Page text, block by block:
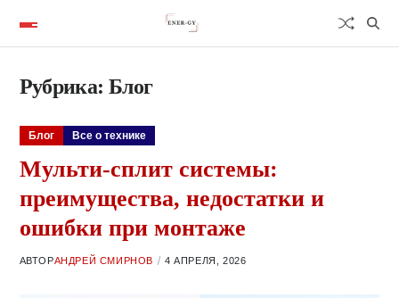
Рубрика: Блог
Блог Все о технике
Мульти-сплит системы:
преимущества, недостатки и
ошибки при монтаже
АВТОРАНДРЕЙ СМИРНОВ 4 АПРЕЛЯ, 2026